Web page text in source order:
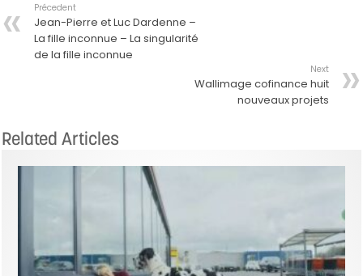
Précedent
Jean-Pierre et Luc Dardenne –
La fille inconnue – La singularité
de la fille inconnue
Next
Wallimage cofinance huit
nouveaux projets
Related Articles